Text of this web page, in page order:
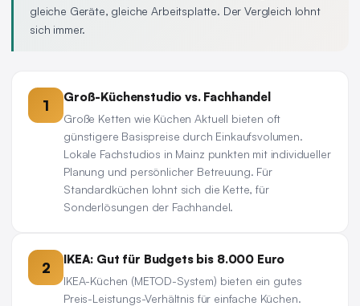
gleiche Geräte, gleiche Arbeitsplatte. Der Vergleich lohnt
sich immer.
1 Groß-Küchenstudio vs. Fachhandel
Große Ketten wie Küchen Aktuell bieten oft
günstigere Basispreise durch Einkaufsvolumen.
Lokale Fachstudios in Mainz punkten mit individueller
Planung und persönlicher Betreuung. Für
Standardküchen lohnt sich die Kette, für
Sonderlösungen der Fachhandel.
2 IKEA: Gut für Budgets bis 8.000 Euro
IKEA-Küchen (METOD-System) bieten ein gutes
Preis-Leistungs-Verhältnis für einfache Küchen.